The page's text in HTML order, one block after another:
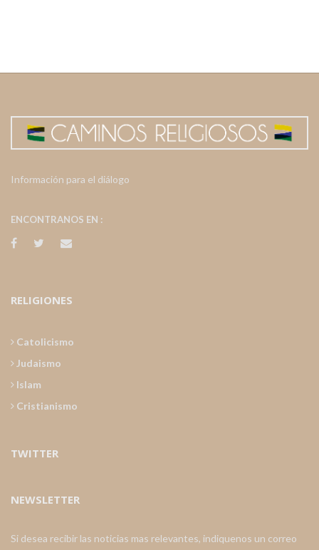
Información para el diálogo
ENCONTRANOS EN :
RELIGIONES
Catolicismo
Judaismo
Islam
Cristianismo
TWITTER
NEWSLETTER
Si desea recibir las noticias mas relevantes, indiquenos un correo